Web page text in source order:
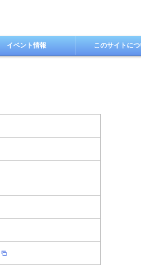
イベント情報 このサイトに